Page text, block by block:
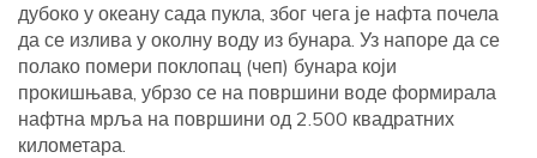
дубоко у океану сада пукла, због чега је нафта почела
да се излива у околну воду из бунара. Уз напоре да се
полако помери поклопац (чеп) бунара који
прокишњава, убрзо се на површини воде формирала
нафтна мрља на површини од 2.500 квадратних
километара.